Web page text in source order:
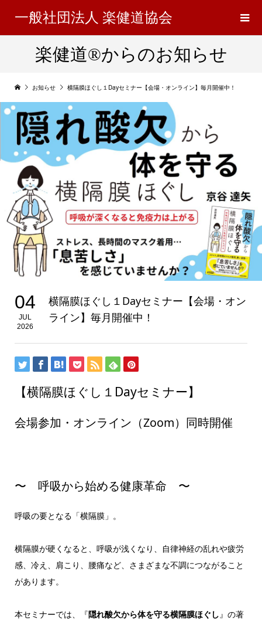
一般社団法人 楽健道協会
楽健道®からのお知らせ
お知らせ 横隔膜ほぐし１Dayセミナー【会場・オンライン】毎月開催中！
04
JUL
2026
横隔膜ほぐし１Dayセミナー【会場・オン
ライン】毎月開催中！
【横隔膜ほぐし１Dayセミナー】
会場参加・オンライン（Zoom）同時開催
〜 呼吸から始める健康革命 〜
呼吸の要となる「横隔膜」。
横隔膜が硬くなると、呼吸が浅くなり、自律神経の乱れや疲労
感、冷え、肩こり、腰痛など、さまざまな不調につながること
があります。
本セミナーでは、『隠れ酸欠から体を守る横隔膜ほぐし 』の著